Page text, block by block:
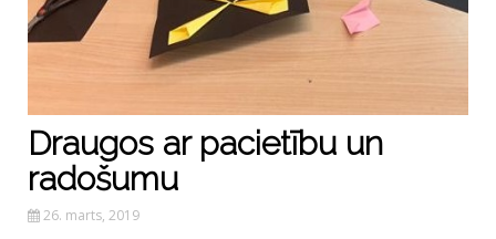
Draugos ar pacietību un
radošumu
26. marts, 2019